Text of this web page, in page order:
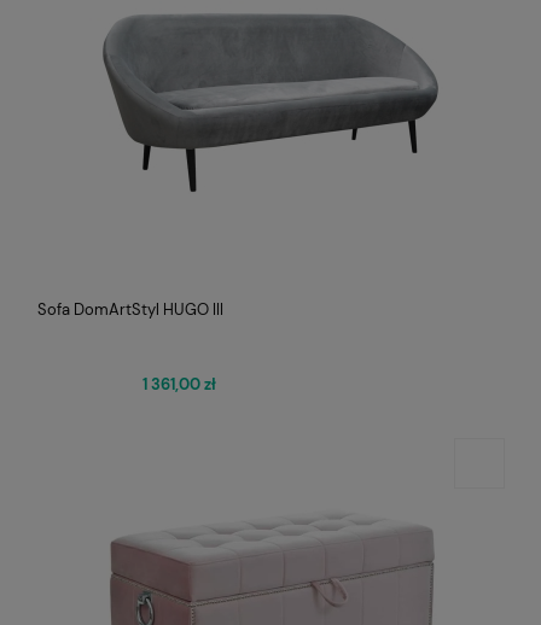
Sofa DomArtStyl HUGO III
1 361,00 zł